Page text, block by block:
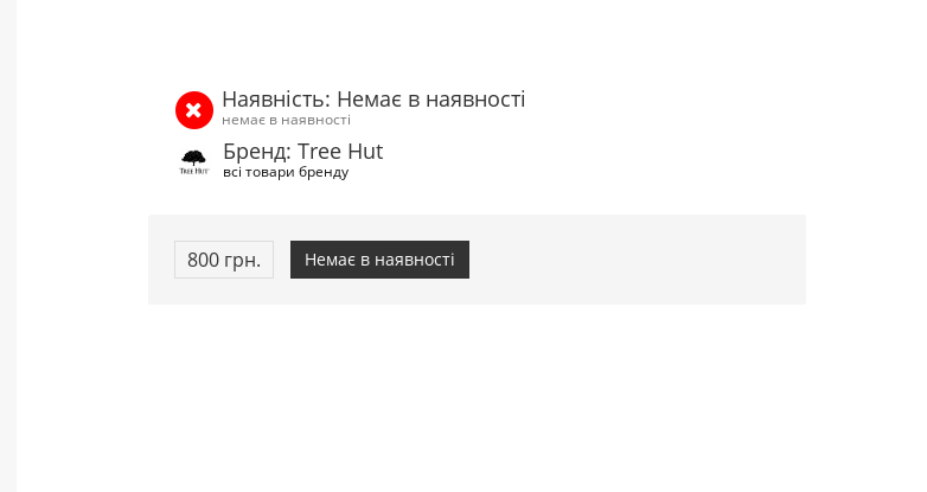
Наявність: Немає в наявності
немає в наявності
Бренд: Tree Hut
всі товари бренду
800 грн. Немає в наявності